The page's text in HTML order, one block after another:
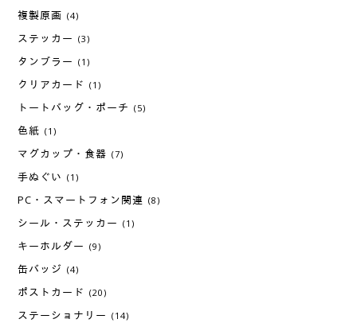
複製原画 (4)
ステッカー (3)
タンブラー (1)
クリアカード (1)
トートバッグ・ポーチ (5)
色紙 (1)
マグカップ・食器 (7)
手ぬぐい (1)
PC・スマートフォン関連 (8)
シール・ステッカー (1)
キーホルダー (9)
缶バッジ (4)
ポストカード (20)
ステーショナリー (14)